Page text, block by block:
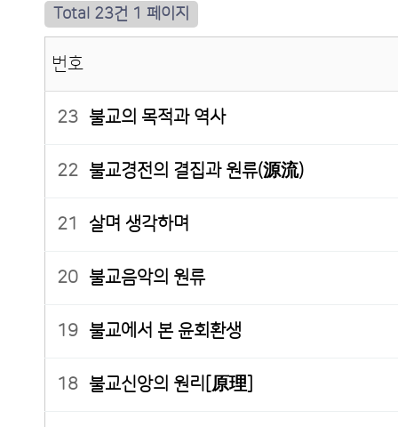
불사안내
찾아오시는 길
종무소
Total 23건 1 페이지
번호
23 불교의 목적과 역사
22 불교경전의 결집과 원류(源流)
21 살며 생각하며
20 불교음악의 원류
19 불교에서 본 윤회환생
18 불교신앙의 원리[原理]